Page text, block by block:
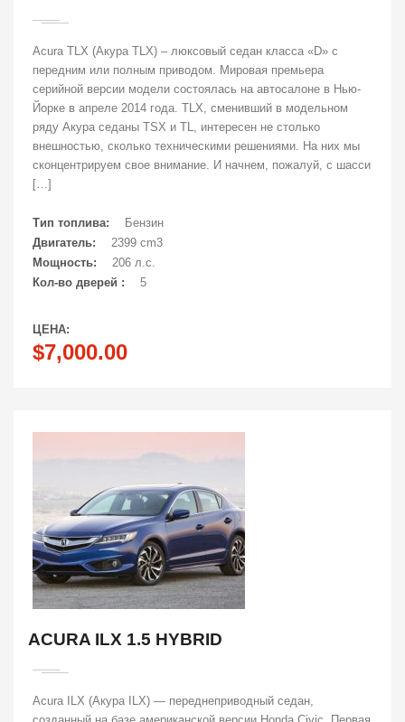
Acura TLX (Акура TLX) – люксовый седан класса «D» с
передним или полным приводом. Мировая премьера
серийной версии модели состоялась на автосалоне в Нью-
Йорке в апреле 2014 года. TLX, сменивший в модельном
ряду Акура седаны TSX и TL, интересен не столько
внешностью, сколько техническими решениями. На них мы
сконцентрируем свое внимание. И начнем, пожалуй, с шасси
[…]
Тип топлива:
Бензин
Двигатель:
2399 cm3
Мощность:
206 л.с.
Кол-во дверей :
5
ЦЕНА:
$7,000.00
ACURA ILX 1.5 HYBRID
Acura ILX (Акура ILX) — переднеприводный седан,